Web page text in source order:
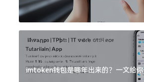
imtoken钱包是哪年出来的？一文给